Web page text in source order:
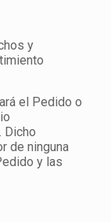
y
el Pedido o
Dicho
de ninguna
y las